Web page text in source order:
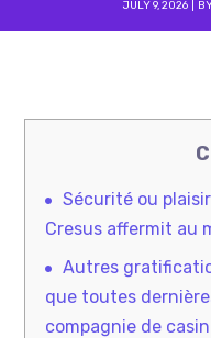
JULY 9, 2026
Sécurité ou
Cresus affermit au
Autres
que toutes
compagnie de